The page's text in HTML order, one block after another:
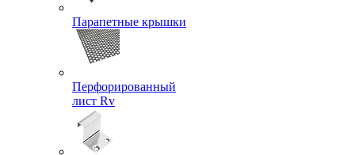
Парапетные крышки
Перфорированный
лист Rv